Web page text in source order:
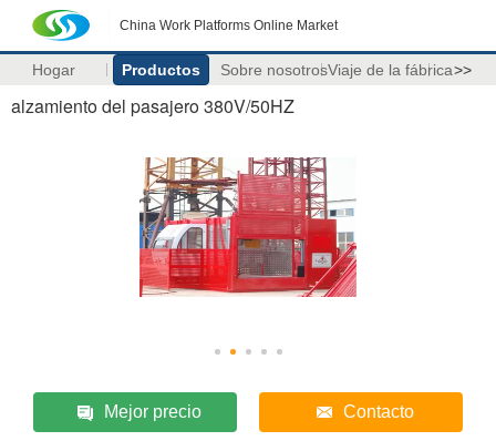
China Work Platforms Online Market
Hogar Productos Sobre nosotrosViaje de la fábrica>>
alzamiento del pasajero 380V/50HZ
Mejor precio Contacto